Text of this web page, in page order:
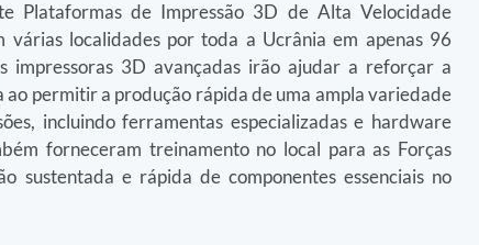
Plataformas de Impressão 3D de Alta Velocidade
várias localidades por toda a Ucrânia em apenas 96
impressoras 3D avançadas irão ajudar a reforçar a
permitir a produção rápida de uma ampla variedade
incluindo ferramentas especializadas e hardware
forneceram treinamento no local para as Forças
sustentada e rápida de componentes essenciais no